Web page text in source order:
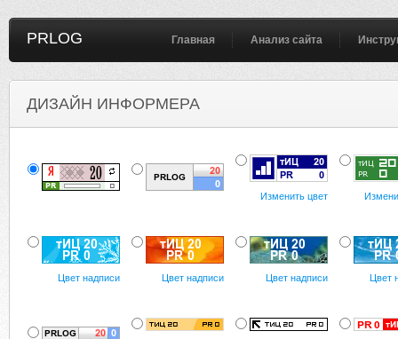
PRLOG Главная Анализ сайта
ДИЗАЙН ИНФОРМЕРА
Изменить цвет
Цвет надписи Цвет надписи Цвет надписи Цвет